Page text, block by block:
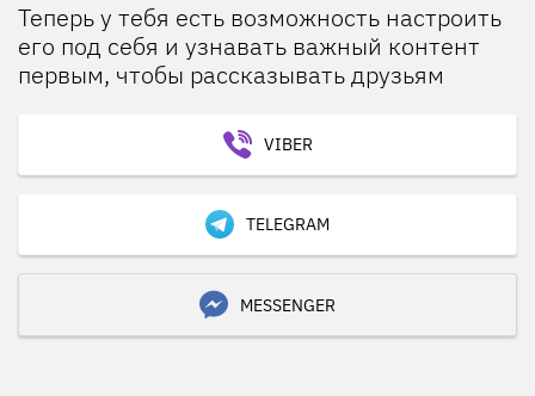
Теперь у тебя есть возможность настроить
его под себя и узнавать важный контент
первым, чтобы рассказывать друзьям
VIBER
TELEGRAM
MESSENGER